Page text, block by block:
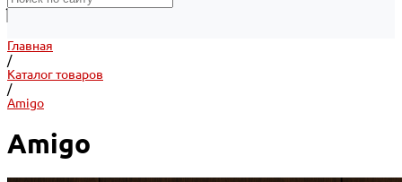
Главная
/
Каталог товаров
/
Amigo
Amigo